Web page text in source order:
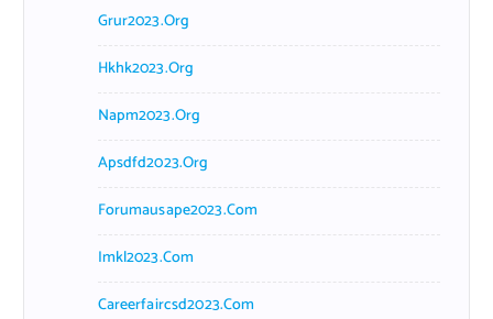
Grur2023.org
Hkhk2023.org
Napm2023.org
Apsdfd2023.org
Forumausape2023.com
Imkl2023.com
Careerfaircsd2023.com